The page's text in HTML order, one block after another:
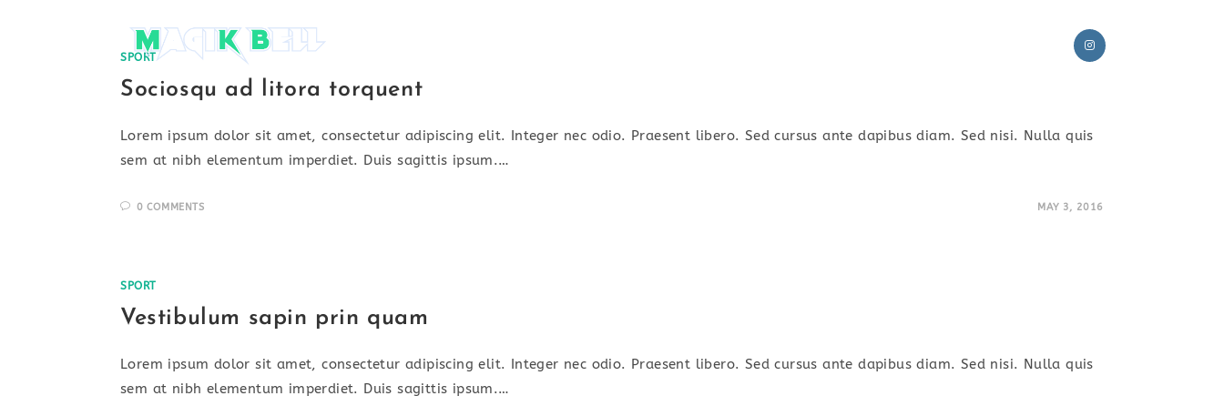
TOGGLE
WEBSITE
SPORT
Sociosqu ad litora torquent
Lorem ipsum dolor sit amet, consectetur adipiscing elit. Integer nec odio. Praesent libero. Sed cursus ante dapibus diam. Sed nisi. Nulla quis
sem at nibh elementum imperdiet. Duis sagittis ipsum.…
0 COMMENTS MAY 3, 2016
SPORT
Vestibulum sapin prin quam
Lorem ipsum dolor sit amet, consectetur adipiscing elit. Integer nec odio. Praesent libero. Sed cursus ante dapibus diam. Sed nisi. Nulla quis
sem at nibh elementum imperdiet. Duis sagittis ipsum.…